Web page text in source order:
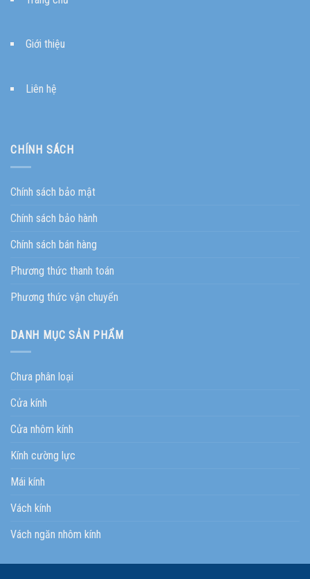
Giới thiệu
Liên hệ
CHÍNH SÁCH
Chính sách bảo mật
Chính sách bảo hành
Chính sách bán hàng
Phương thức thanh toán
Phương thức vận chuyển
DANH MỤC SẢN PHẨM
Chưa phân loại
Cửa kính
Cửa nhôm kính
Kính cường lực
Mái kính
Vách kính
Vách ngăn nhôm kính